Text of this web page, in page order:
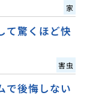
家
て驚くほど快
害虫
で後悔しない